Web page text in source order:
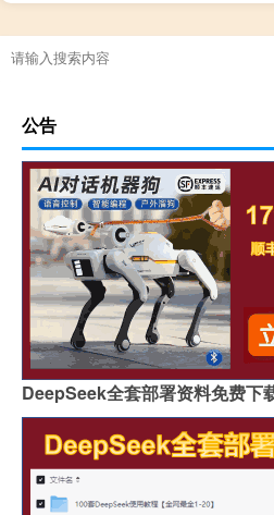
公告
DeepSeek全套部署资料免费下